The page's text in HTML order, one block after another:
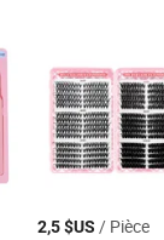
2,5 $US / Pièce